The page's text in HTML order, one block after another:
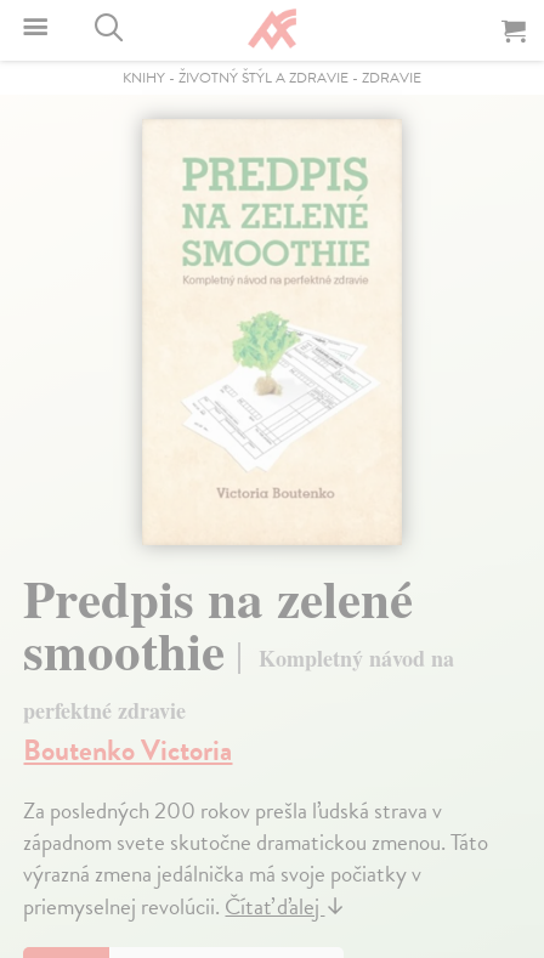
KNIHY - ŽIVOTNÝ ŠTÝL A ZDRAVIE - ZDRAVIE
Predpis na zelené
smoothie
Kompletný návod na
perfektné zdravie
Boutenko Victoria
Za posledných 200 rokov prešla ľudská strava v
západnom svete skutočne dramatickou zmenou. Táto
výrazná zmena jedálnička má svoje počiatky v
priemyselnej revolúcii.Čítať ďalej↓